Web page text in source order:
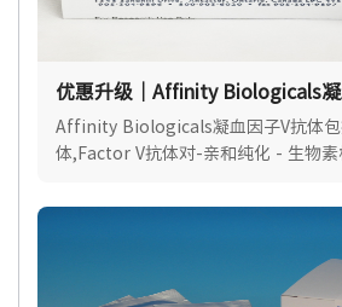
优惠升级｜Affinity Biologicals
V（Factor V）抗体
Affinity Biologicals凝血因子V抗体
体,Factor V抗体对-亲和纯化 - 生物素